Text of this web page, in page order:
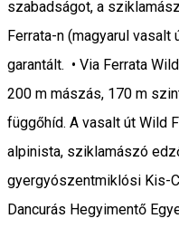
szabadságot, a
Ferrata-n (magyarul vasalt
garantált. • Via Ferrata
200 m mászás, 170 m
függőhíd. A vasalt út Wild
alpinista, sziklamászó
gyergyószentmiklósi Kis-
Dancurás Hegyimentő